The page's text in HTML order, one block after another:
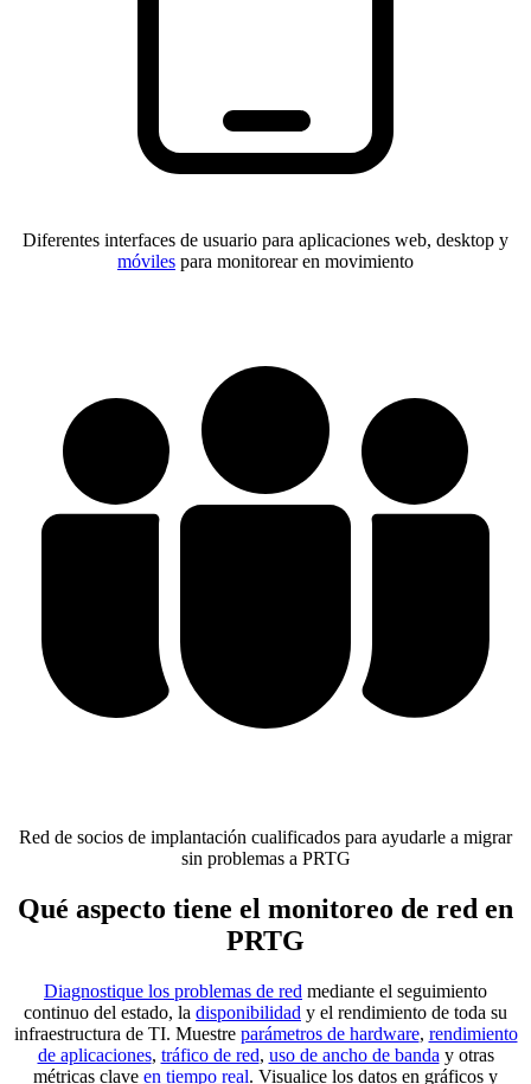
Diferentes interfaces de usuario para aplicaciones web, desktop y
móviles para monitorear en movimiento
Red de socios de implantación cualificados para ayudarle a migrar
sin problemas a PRTG
Qué aspecto tiene el monitoreo de red en
PRTG
Diagnostique los problemas de red mediante el seguimiento
continuo del estado, la disponibilidad y el rendimiento de toda su
infraestructura de TI. Muestre parámetros de hardware, rendimiento
de aplicaciones, tráfico de red, uso de ancho de banda y otras
métricas clave en tiempo real. Visualice los datos en gráficos y